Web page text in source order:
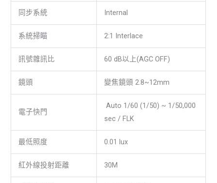
同步系統 Internal
系統掃瞄 2:1 Interlace
訊號雜訊比 60 dB以上(AGC OFF)
鏡頭 變焦鏡頭 2.8~12mm
電子快門
Auto 1/60 (1/50) ~ 1/50,000
sec / FLK
最低照度 0.01 lux
紅外線投射距離 30M